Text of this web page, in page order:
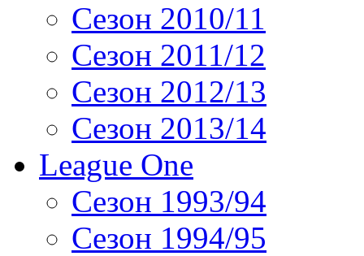
Сезон 2010/11
Сезон 2011/12
Сезон 2012/13
Сезон 2013/14
League One
Сезон 1993/94
Сезон 1994/95